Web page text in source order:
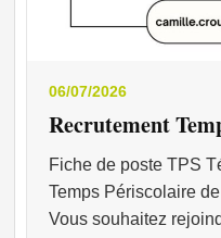
06/07/2026
Recrutement
Fiche de poste TPS
Temps Périscolaire
Vous souhaitez